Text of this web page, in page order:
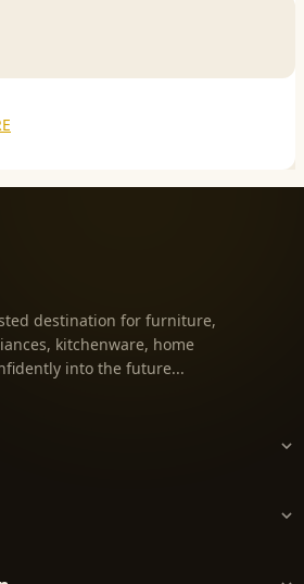
destination for furniture,
kitchenware, home
into the future...